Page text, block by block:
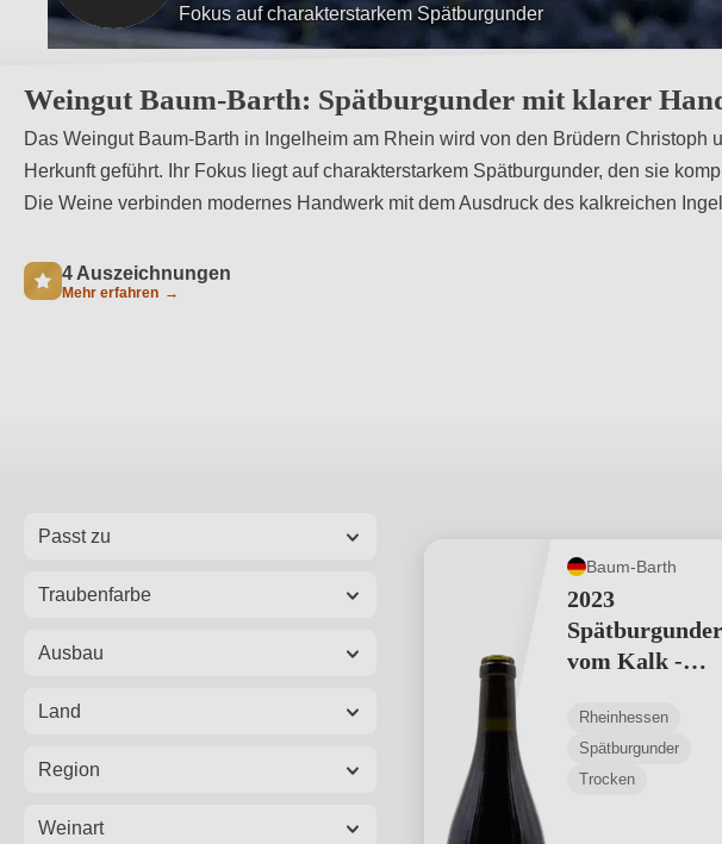
Qualitätsorientierter und naturnaher Anbau
Weingut Baum-Barth: Spätburgunder mit klarer
Das Weingut Baum-Barth in Ingelheim am Rhein wird von den Brüdern Christoph
Herkunft geführt. Ihr Fokus liegt auf charakterstarkem Spätburgunder, den sie
Die Weine verbinden modernes Handwerk mit dem Ausdruck des kalkreichen
4 Auszeichnungen
Mehr erfahren →
Passt zu
Traubenfarbe
Ausbau
Land
Region
Weinart
Baum-Barth
2023
Spätburgunder
vom Kalk -
Rheinhessen
Spätburgunder
Trocken